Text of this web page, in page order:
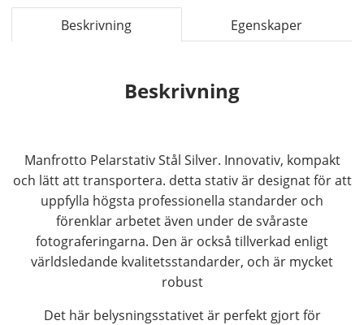
Beskrivning Egenskaper
Beskrivning
Manfrotto Pelarstativ Stål Silver. Innovativ, kompakt
och lätt att transportera. detta stativ är designat för att
uppfylla högsta professionella standarder och
förenklar arbetet även under de svåraste
fotograferingarna. Den är också tillverkad enligt
världsledande kvalitetsstandarder, och är mycket
robust
Det här belysningsstativet är perfekt gjort för